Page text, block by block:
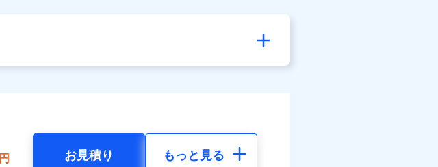
円 お見積り もっと見る